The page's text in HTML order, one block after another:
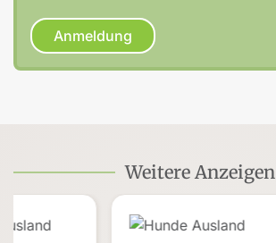
Anmeldung
Weitere Anzeigen